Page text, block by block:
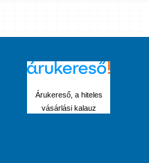
Árukereső, a hiteles
vásárlási kalauz